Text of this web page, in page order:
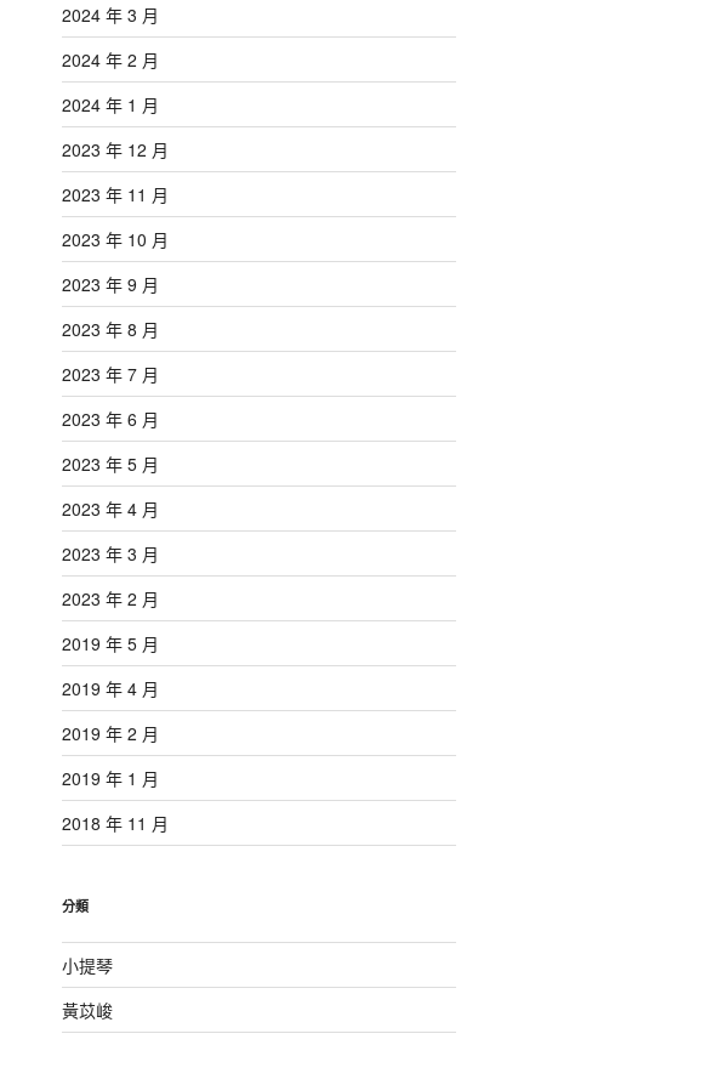
2024 年 3 月
2024 年 2 月
2024 年 1 月
2023 年 12 月
2023 年 11 月
2023 年 10 月
2023 年 9 月
2023 年 8 月
2023 年 7 月
2023 年 6 月
2023 年 5 月
2023 年 4 月
2023 年 3 月
2023 年 2 月
2019 年 5 月
2019 年 4 月
2019 年 2 月
2019 年 1 月
2018 年 11 月
分類
小提琴
黃苡峻